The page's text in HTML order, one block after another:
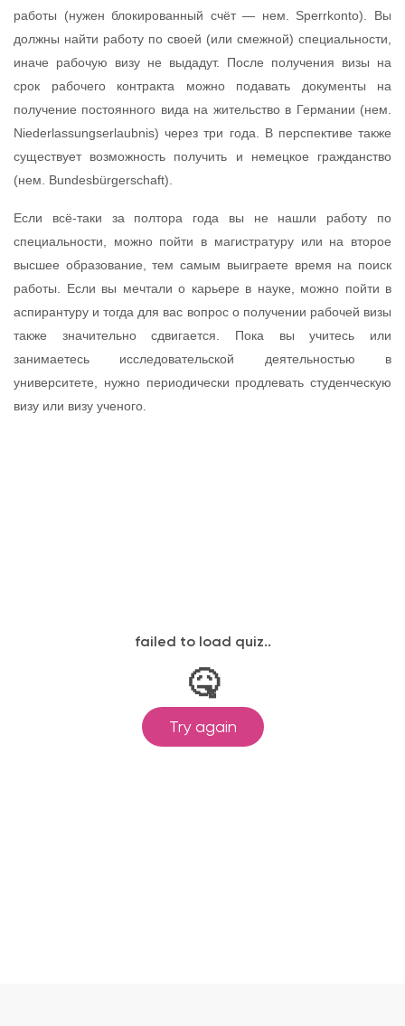
работы (нужен блокированный счёт — нем. Sperrkonto). Вы
должны найти работу по своей (или смежной) специальности,
иначе рабочую визу не выдадут. После получения визы на
срок рабочего контракта можно подавать документы на
получение постоянного вида на жительство в Германии (нем.
Niederlassungserlaubnis) через три года. В перспективе также
существует возможность получить и немецкое гражданство
(нем. Bundesbürgerschaft).
Если всё-таки за полтора года вы не нашли работу по
специальности, можно пойти в магистратуру или на второе
высшее образование, тем самым выиграете время на поиск
работы. Если вы мечтали о карьере в науке, можно пойти в
аспирантуру и тогда для вас вопрос о получении рабочей визы
также значительно сдвигается. Пока вы учитесь или
занимаетесь исследовательской деятельностью в
университете, нужно периодически продлевать студенческую
визу или визу ученого.